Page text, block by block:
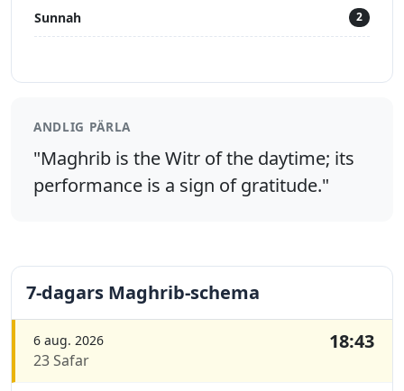
Sunnah 2
ANDLIG PÄRLA
"Maghrib is the Witr of the daytime; its
performance is a sign of gratitude."
7-dagars Maghrib-schema
6 aug. 2026
23 Safar
18:43